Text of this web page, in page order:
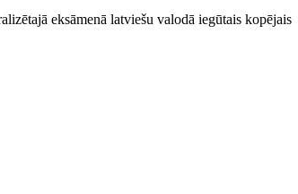
eksāmenā latviešu valodā iegūtais kopējais